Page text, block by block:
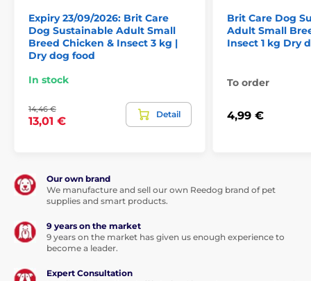
Kuře (38 %) (dehydrované kuře, hydrolyzované kuře),
oves (26 %), dehydrovaný hmyz (14 %), kuřecí tuk,
sušená jablečná dužina, přírodní aroma, pivovarské
kvasnice, lososový olej (2 %), hrachová mouka,
mg/kg), chondroitin sulfát (200 mg/kg), mannan-
mg/kg), semena ostropestřce mariánského (90
mg/kg), β-glukany (50 mg/kg), sušený srdečník (50
Expiry 23/09/2026: Brit Care
Dog Sustainable Adult Small
Breed Chicken & Insect 3 kg |
Dry dog food
In stock
14,46 €
13,01 €
Detail
Brit Care Dog
Adult Small
Insect 1 kg Dry
To order
4,99 €
Our own brand
We manufacture and sell our own Reedog brand of pet
supplies and smart products.
9 years on the market
9 years on the market has given us enough experience to
become a leader.
Expert Consultation